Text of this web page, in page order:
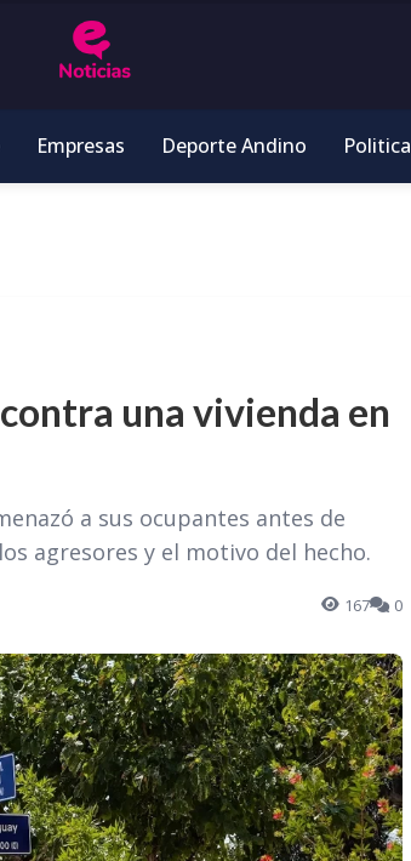
Empresas Deporte Andino Politica
una vivienda en
a sus ocupantes antes de
agresores y el motivo del hecho.
167 0